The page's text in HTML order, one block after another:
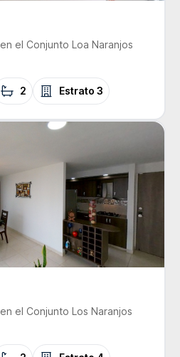
en el Conjunto Loa Naranjos
2 Estrato 3
en el Conjunto Los Naranjos